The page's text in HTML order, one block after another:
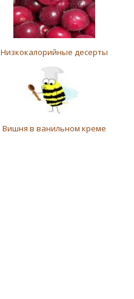
Низкокалорийные десерты
Вишня в ванильном креме